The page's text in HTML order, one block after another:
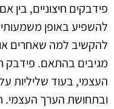
פידבקים חיצוניים, בין
להשפיע באופן
להקשיב למה שאחרים
מגיבים בהתאם. פידבק
העצמי, בעוד שליליות
ובתחושת הערך העצמי.